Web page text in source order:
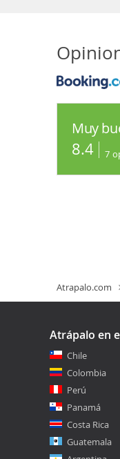
Muy
8.4 7
Atrapalo.com
Atrápalo en
Chile
Colombia
Perú
Panamá
Costa Rica
Guatemala